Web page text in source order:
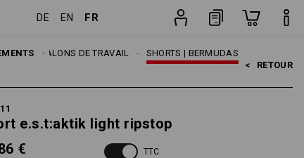
DE EN FR
SHORTS | BERMUDAS
PANTALONS DE TRAVAIL
< RETOUR
e.s.t:aktik light ripstop
€
TTC